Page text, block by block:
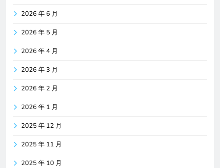
2026 年 6 月
2026 年 5 月
2026 年 4 月
2026 年 3 月
2026 年 2 月
2026 年 1 月
2025 年 12 月
2025 年 11 月
2025 年 10 月